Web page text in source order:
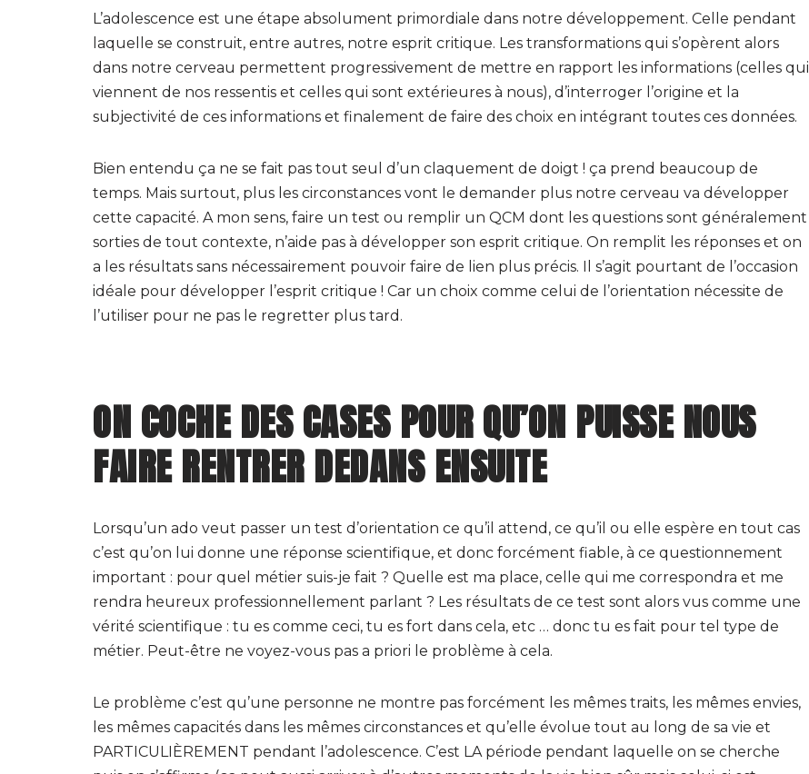
L’adolescence est une étape absolument primordiale dans notre développement. Celle pendant
laquelle se construit, entre autres, notre esprit critique. Les transformations qui s’opèrent alors
dans notre cerveau permettent progressivement de mettre en rapport les informations (celles qui
viennent de nos ressentis et celles qui sont extérieures à nous), d’interroger l’origine et la
subjectivité de ces informations et finalement de faire des choix en intégrant toutes ces données.
Bien entendu ça ne se fait pas tout seul d’un claquement de doigt ! ça prend beaucoup de
temps. Mais surtout, plus les circonstances vont le demander plus notre cerveau va développer
cette capacité. A mon sens, faire un test ou remplir un QCM dont les questions sont généralement
sorties de tout contexte, n’aide pas à développer son esprit critique. On remplit les réponses et on
a les résultats sans nécessairement pouvoir faire de lien plus précis. Il s’agit pourtant de l’occasion
idéale pour développer l’esprit critique ! Car un choix comme celui de l’orientation nécessite de
l’utiliser pour ne pas le regretter plus tard.
ON COCHE DES CASES POUR QU’ON PUISSE NOUS
FAIRE RENTRER DEDANS ENSUITE
Lorsqu’un ado veut passer un test d’orientation ce qu’il attend, ce qu’il ou elle espère en tout cas
c’est qu’on lui donne une réponse scientifique, et donc forcément fiable, à ce questionnement
important : pour quel métier suis-je fait ? Quelle est ma place, celle qui me correspondra et me
rendra heureux professionnellement parlant ? Les résultats de ce test sont alors vus comme une
vérité scientifique : tu es comme ceci, tu es fort dans cela, etc … donc tu es fait pour tel type de
métier. Peut-être ne voyez-vous pas a priori le problème à cela.
Le problème c’est qu’une personne ne montre pas forcément les mêmes traits, les mêmes envies,
les mêmes capacités dans les mêmes circonstances et qu’elle évolue tout au long de sa vie et
PARTICULIÈREMENT pendant l’adolescence. C’est LA période pendant laquelle on se cherche